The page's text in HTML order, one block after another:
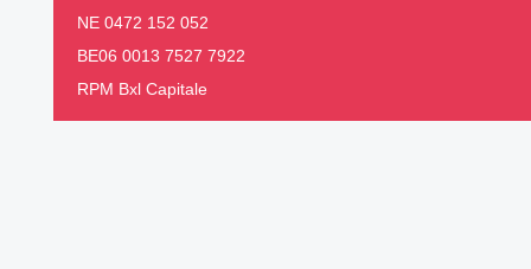
NE 0472 152 052
BE06 0013 7527 7922
RPM Bxl Capitale